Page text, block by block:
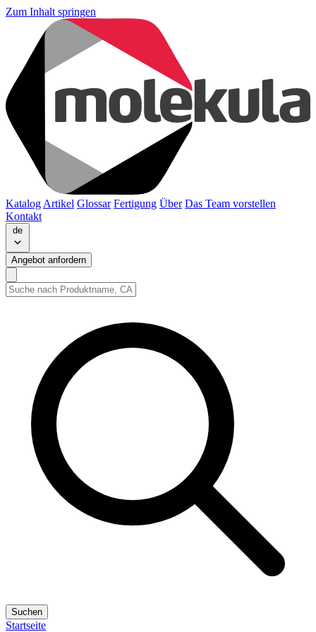
Zum Inhalt springen
Katalog Artikel Glossar Fertigung Über Das Team vorstellen
Kontakt
de
Angebot anfordern
Suchen
Startseite